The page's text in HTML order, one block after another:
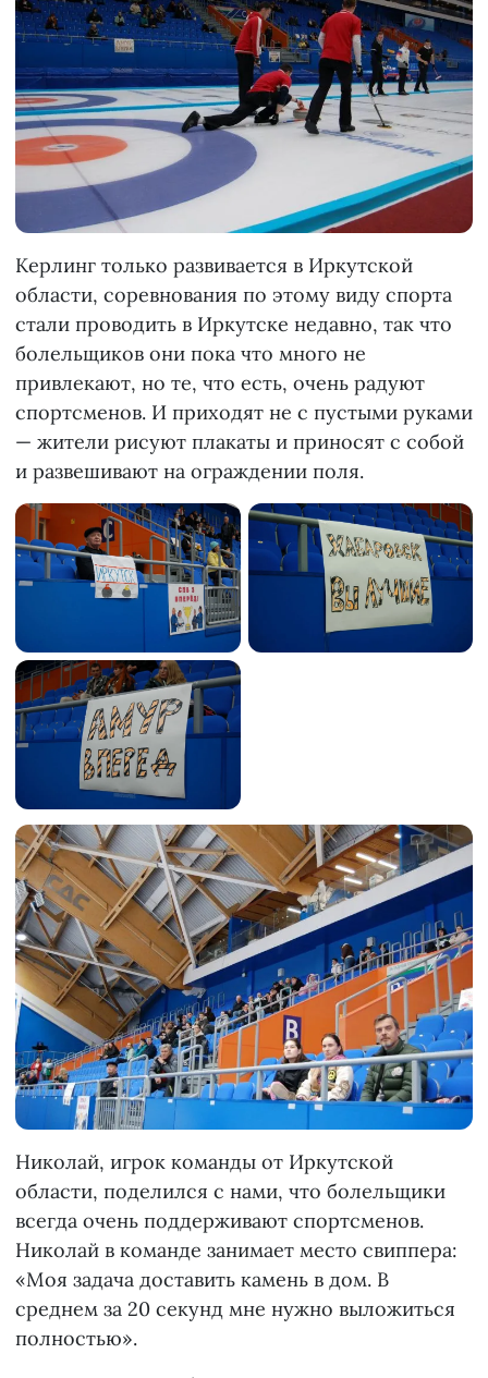
Керлинг только развивается в Иркутской
области, соревнования по этому виду спорта
стали проводить в Иркутске недавно, так что
болельщиков они пока что много не
привлекают, но те, что есть, очень радуют
спортсменов. И приходят не с пустыми руками
— жители рисуют плакаты и приносят с собой
и развешивают на ограждении поля.
Николай, игрок команды от Иркутской
области, поделился с нами, что болельщики
всегда очень поддерживают спортсменов.
Николай в команде занимает место свиппера:
«Моя задача доставить камень в дом. В
среднем за 20 секунд мне нужно выложиться
полностью».